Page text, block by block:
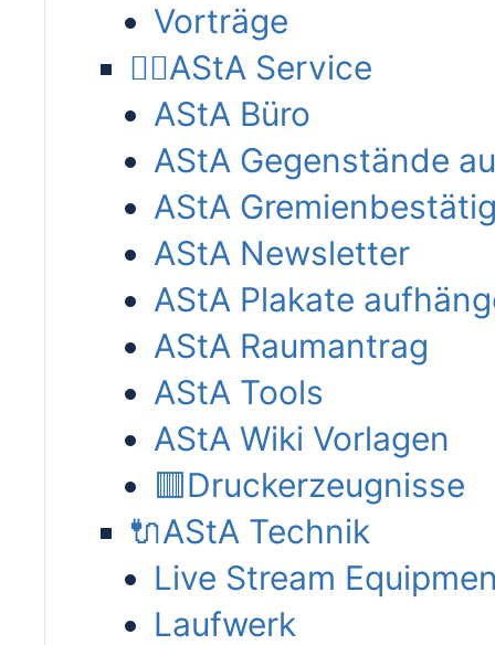
Vorträge
🐕‍🦺AStA Service
AStA Büro
AStA Gegenstände
AStA
AStA Newsletter
AStA Plakate
AStA Raumantrag
AStA Tools
AStA Wiki Vorlagen
🟥Druckerzeugnisse
🔌AStA Technik
Live Stream
Laufwerk